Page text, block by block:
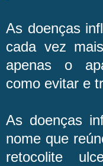
As doenças
cada vez
apenas o
como evitar e
As doenças
nome que
retocolite